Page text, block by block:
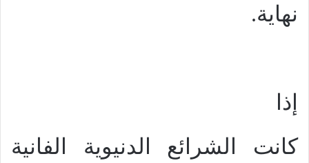
نهاية.
إذا
كانت الشرائع الدنيوية الفانية